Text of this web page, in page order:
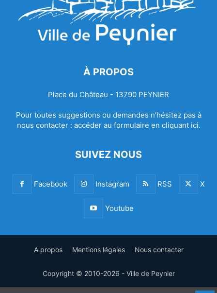
À PROPOS
Place du Château - 13790 PEYNIER
Pour toutes suggestions ou demandes n’hésitez pas à
nous contacter : accéder au formulaire en cliquant ici.
SUIVEZ NOUS
Facebook Instagram RSS X
Youtube
A propos Mentions légales Nous contacter
Copyright © 2010-2026 - Ville de Peynier